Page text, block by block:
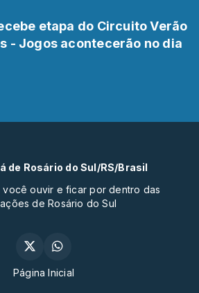
etapa do Circuito Verão
- Jogos acontecerão no dia
de Rosário do Sul/RS/Brasil
você ouvir e ficar por dentro das
de Rosário do Sul
Página Inicial